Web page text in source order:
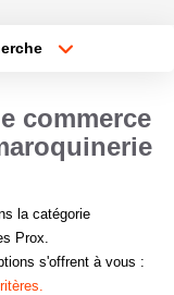
commerce
la catégorie
Prox.
s'offrent à vous :